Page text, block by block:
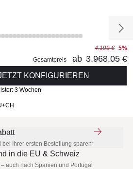
4.199 € 5%
Gesamtpreis
ab 3.968,05 €
KONFIGURIEREN
3 Wochen
bei Ihrer ersten Bestellung sparen*
in die EU & Schweiz
auch nach Spanien und Portugal